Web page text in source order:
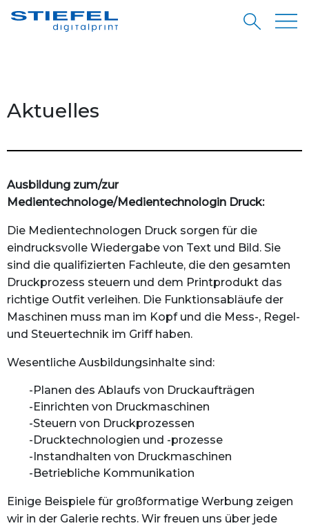
Aktuelles
Ausbildung zum/zur
Medientechnologe/Medientechnologin Druck:
Die Medientechnologen Druck sorgen für die
eindrucksvolle Wiedergabe von Text und Bild. Sie
sind die qualifizierten Fachleute, die den gesamten
Druckprozess steuern und dem Printprodukt das
richtige Outfit verleihen. Die Funktions­abläufe der
Maschinen muss man im Kopf und die Mess-, Regel-
und Steuer­technik im Griff haben.
Wesentliche Ausbildungsinhalte sind:
Planen des Ablaufs von Druckaufträgen
Einrichten von Druckmaschinen
Steuern von Druckprozessen
Drucktechnologien und -prozesse
Instandhalten von Druckmaschinen
Betriebliche Kommunikation
Einige Beispiele für großformatige Werbung zeigen
wir in der Galerie rechts. Wir freuen uns über jede